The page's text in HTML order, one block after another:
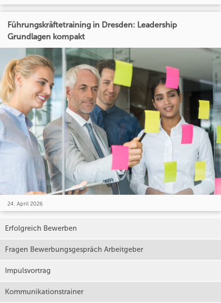
Führungskräftetraining in Dresden: Leadership
Grundlagen kompakt
24. April 2026
Erfolgreich Bewerben
Fragen Bewerbungsgespräch Arbeitgeber
Impulsvortrag
Kommunikationstrainer